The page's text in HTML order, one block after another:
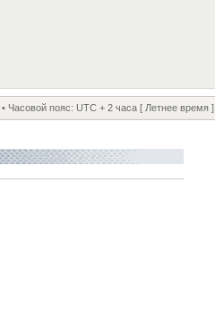
• Часовой пояс: UTC + 2 часа [ Летнее время ]